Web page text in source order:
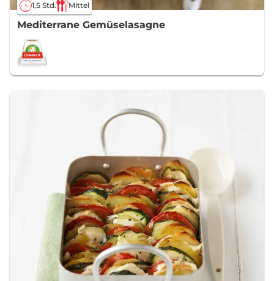
1,5 Std. Mittel
Mediterrane Gemüselasagne